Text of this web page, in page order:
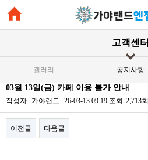
고객센터
갤러리 공지사항
03월 13일(금) 카페 이용 불가 안내
작성자 가야랜드 26-03-13 09:19 조회 2,713회
이전글 다음글